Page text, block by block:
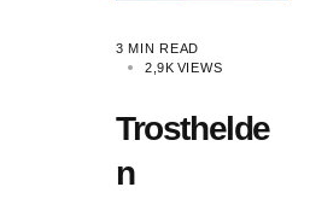
3 MIN READ
2,9K VIEWS
Trosthelde
n